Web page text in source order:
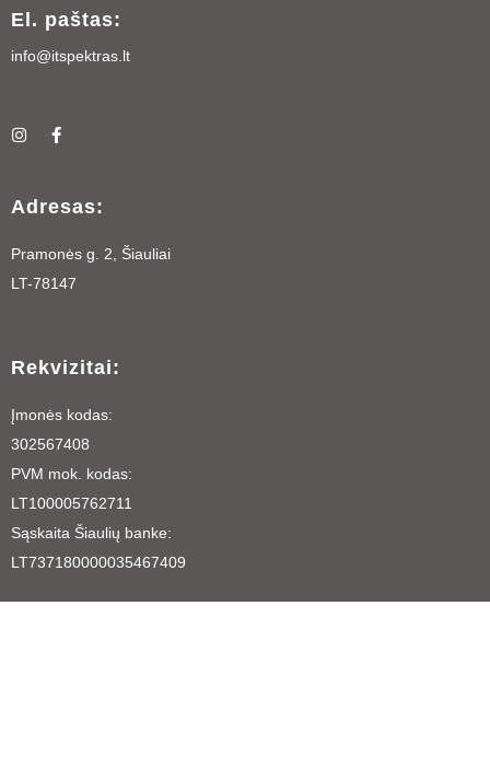
El. paštas:
info@itspektras.lt
I
a
g
a
m
F
b
o
k
-
f
Adresas:
Pramonės g. 2, Šiauliai
LT-78147
Rekvizitai:
Įmonės kodas:
302567408
PVM mok. kodas:
LT100005762711
Sąskaita Šiaulių banke:
LT737180000035467409